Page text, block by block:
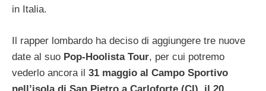
in Italia.
Il rapper lombardo ha deciso di aggiungere tre nuove
date al suo Pop-Hoolista Tour, per cui potremo
vederlo ancora il 31 maggio al Campo Sportivo